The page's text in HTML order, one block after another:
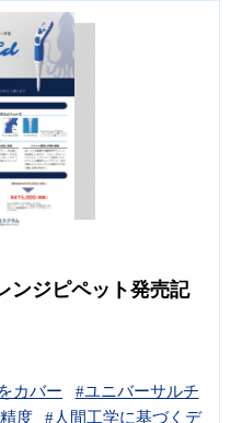
ンジピペット発売記
カバー
#ユニバーサルチ
度
#人間工学に基づくデ